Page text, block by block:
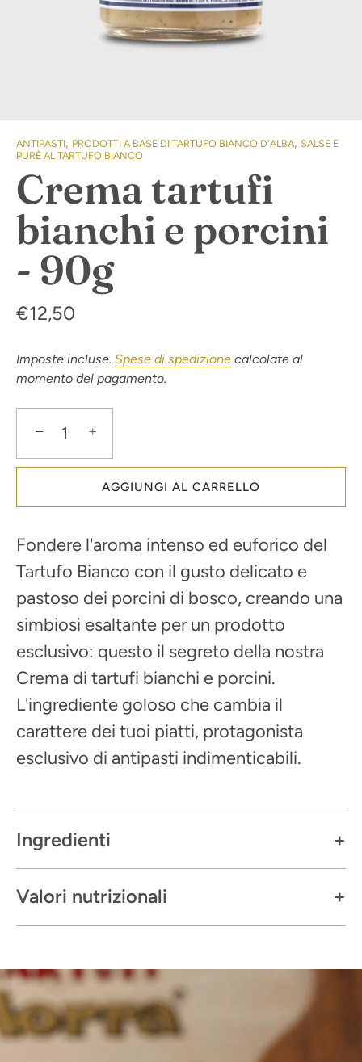
ANTIPASTI, PRODOTTI A BASE DI TARTUFO BIANCO D'ALBA, SALSE E
PURÈ AL TARTUFO BIANCO
Crema tartufi
bianchi e porcini
- 90g
€12,50
Imposte incluse. Spese di spedizione calcolate al
momento del pagamento.
− +
AGGIUNGI AL CARRELLO
Fondere l'aroma intenso ed euforico del
Tartufo Bianco con il gusto delicato e
pastoso dei porcini di bosco, creando una
simbiosi esaltante per un prodotto
esclusivo: questo il segreto della nostra
Crema di tartufi bianchi e porcini.
L'ingrediente goloso che cambia il
carattere dei tuoi piatti, protagonista
esclusivo di antipasti indimenticabili.
Ingredienti
Valori nutrizionali